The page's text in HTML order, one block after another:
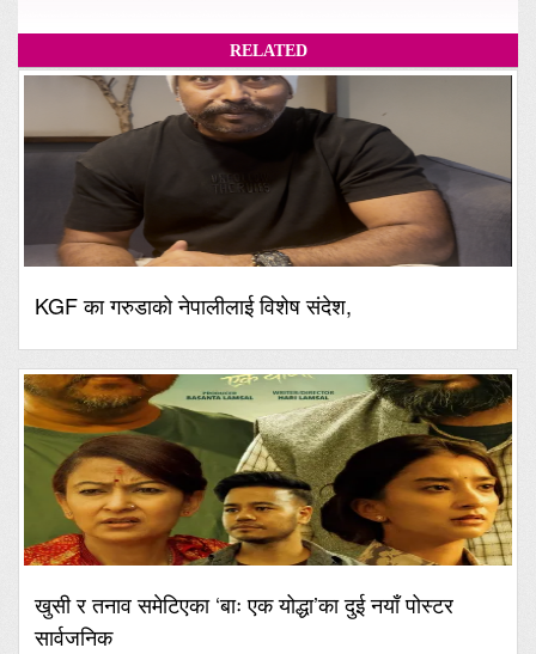
RELATED
KGF का गरुडाको नेपालीलाई विशेष संदेश,
खुसी र तनाव समेटिएका ‘बाः एक योद्धा’का दुई नयाँ पोस्टर
सार्वजनिक